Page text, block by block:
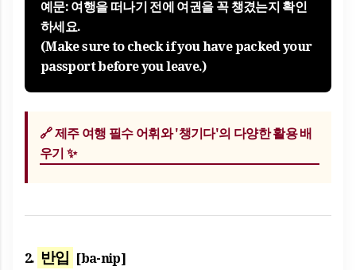
예문: 여행을 떠나기 전에 여권을 꼭챙겼는지 확인
하세요.
(Make sure to check if you have packed your
passport before you leave.)
🔗제주 여행 필수 어휘와 '챙기다'의 다양한 활용 배
우기 ✨
2. 반입 [ba-nip]